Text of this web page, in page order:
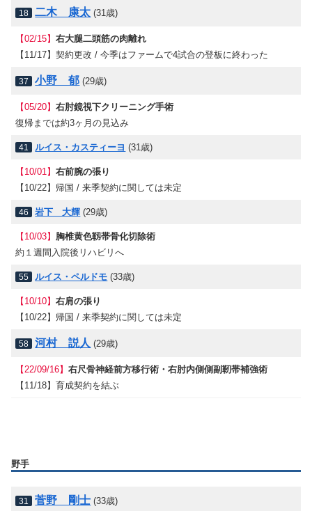
18 二木 康太 (31歳)
【02/15】右大腿二頭筋の肉離れ
【11/17】契約更改 / 今季はファームで4試合の登板に終わった
37 小野 郁 (29歳)
【05/20】右肘鏡視下クリーニング手術
復帰までは約3ヶ月の見込み
41 ルイス・カスティーヨ (31歳)
【10/01】右前腕の張り
【10/22】帰国 / 来季契約に関しては未定
46 岩下 大輝 (29歳)
【10/03】 胸椎黄色靱帯骨化切除術
約１週間入院後リハビリへ
55 ルイス・ペルドモ (33歳)
【10/10】右肩の張り
【10/22】帰国 / 来季契約に関しては未定
58 河村 説人 (29歳)
【22/09/16】右尺骨神経前方移行術・右肘内側側副靭帯補強術
【11/18】育成契約を結ぶ
野手
31 菅野 剛士 (33歳)